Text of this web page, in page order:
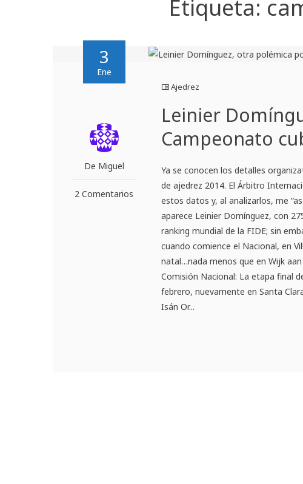
Etiqueta:
3
Ene
De Miguel
2 Comentarios
Ajedrez
Leinier
Campeonato
Ya se conocen los detalles
de ajedrez 2014. El Árbitro
estos datos y, al analizarlos, me
aparece Leinier Domínguez, con
ranking mundial de la FIDE; sin
cuando comience el Nacional, en
natal…nada menos que en Wijk
Comisión Nacional: La etapa final
febrero, nuevamente en Santa
Isán Or...